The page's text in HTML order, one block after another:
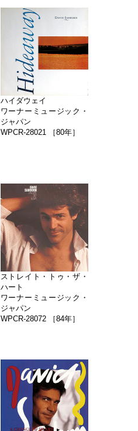
ハイダウェイ
ワーナーミュージック・
ジャパン
WPCR-28021 ［80年］
ストレイト・トゥ・ザ・
ハート
ワーナーミュージック・
ジャパン
WPCR-28072 ［84年］